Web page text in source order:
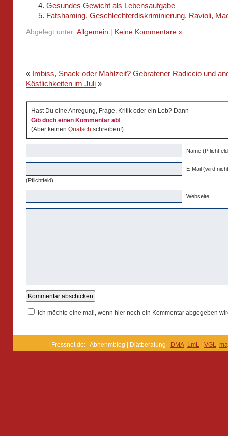
Gesundes Gewicht als Lebensaufgabe
Fatshaming, Geschlechterdiskriminierung, Ravioli,
Abgelegt unter: Allgemein Keine Kommentare »
« Imbiss, Snack oder Mahlzeit? Gebratener Radiccio und
Köstlichkeiten im Juli »
Hast Du eine Anregung, Frage, Kritik oder ein Lob? Dann
Gib doch einen Kommentar ab!
(Aber keinen Quatsch schreiben!)
Name
E-Mail (wird
(Pflichtfeld)
Webseite
Ich möchte eine mail, wenn hier noch ein Kommentar abgegeben
| Fressnet.de: | Abnehmblog | Diätberatung | DMA| LmL| VGL|